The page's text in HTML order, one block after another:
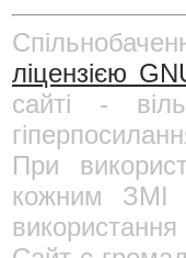
ліцензією
сайті -
При
кожним ЗМІ